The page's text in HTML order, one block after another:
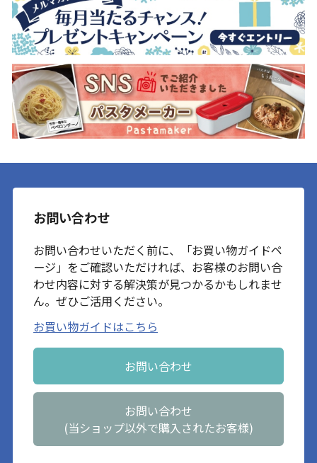
お問い合わせ
お問い合わせいただく前に、「お買い物ガイドペ
ージ」をご確認いただければ、お客様のお問い合
わせ内容に対する解決策が見つかるかもしれませ
ん。ぜひご活用ください。
お買い物ガイドはこちら
お問い合わせ
お問い合わせ
(当ショップ以外で購入されたお客様)